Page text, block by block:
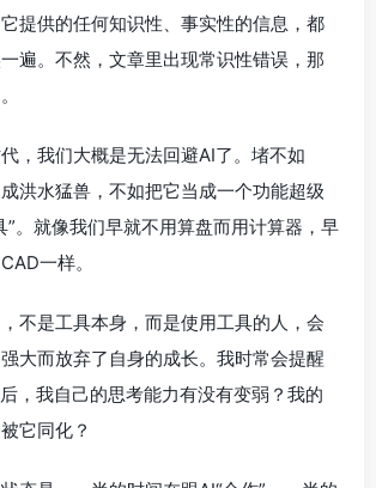
提供的任何知识性、事实性的信息，都
遍。不然，文章里出现常识性错误，那
，我们大概是无法回避AI了。堵不如
洪水猛兽，不如把它当成一个功能超级
”。就像我们早就不用算盘而用计算器，早
一样。
不是工具本身，而是使用工具的人，会
大而放弃了自身的成长。我时常会提醒
，我自己的思考能力有没有变弱？我的
它同化？